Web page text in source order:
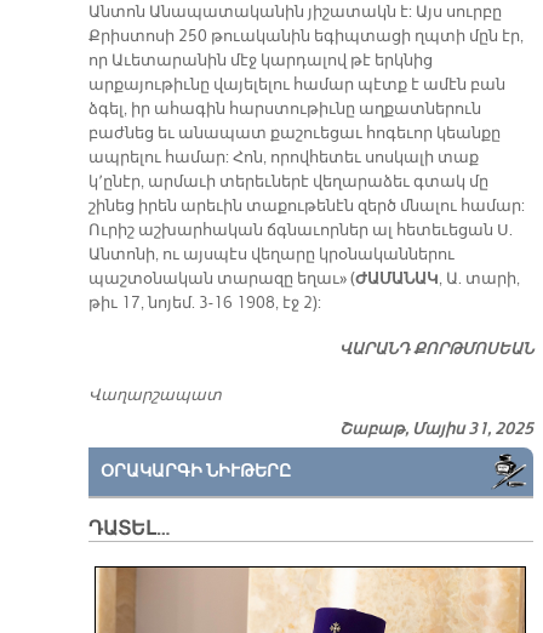
Անտոն Անապատականին յիշատակն է: Այս սուրբը
Քրիստոսի 250 թուականին եգիպտացի ղպտի մըն էր,
որ Աւետարանին մէջ կարդալով թէ երկնից
արքայութիւնը վայելելու համար պէտք է ամէն բան
ձգել, իր ահագին հարստութիւնը աղքատներուն
բաժնեց եւ անապատ քաշուեցաւ հոգեւոր կեանքը
ապրելու համար: Հոն, որովհետեւ սոսկալի տաք
կ՚ընէր, արմաւի տերեւներէ վեղարաձեւ գտակ մը
շինեց իրեն արեւին տաքութենէն զերծ մնալու համար:
Ուրիշ աշխարհական ճգնաւորներ ալ հետեւեցան Ս.
Անտոնի, ու այսպէս վեղարը կրօնականներու
պաշտօնական տարազը եղաւ» (ԺԱՄԱՆԱԿ, Ա. տարի,
թիւ 17, նոյեմ. 3-16 1908, էջ 2):
ՎԱՐԱՆԴ ՔՈՐԹՄՈՍԵԱՆ
Վաղարշապատ
Շաբաթ, Մայիս 31, 2025
ՕՐԱԿԱՐԳԻ ՆԻՒԹԵՐԸ
ԴԱՏԵԼ…